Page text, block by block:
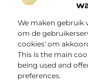
We maken gebruik
om de
cookies' om
This is the main
being used and
preferences.
Bericht